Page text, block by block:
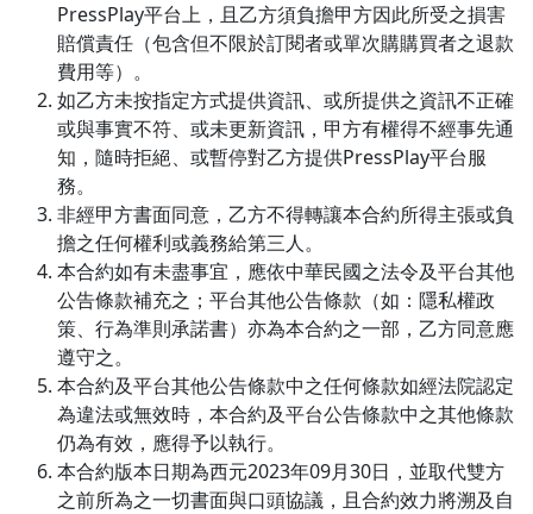
PressPlay平台上，且乙方須負擔甲方因此所受之損害
賠償責任（包含但不限於訂閱者或單次購購買者之退款
費用等）。
如乙方未按指定方式提供資訊、或所提供之資訊不正確
或與事實不符、或未更新資訊，甲方有權得不經事先通
知，隨時拒絕、或暫停對乙方提供PressPlay平台服
務。
非經甲方書面同意，乙方不得轉讓本合約所得主張或負
擔之任何權利或義務給第三人。
本合約如有未盡事宜，應依中華民國之法令及平台其他
公告條款補充之；平台其他公告條款（如：隱私權政
策、行為準則承諾書）亦為本合約之一部，乙方同意應
遵守之。
本合約及平台其他公告條款中之任何條款如經法院認定
為違法或無效時，本合約及平台公告條款中之其他條款
仍為有效，應得予以執行。
本合約版本日期為西元2023年09月30日，並取代雙方
之前所為之一切書面與口頭協議，且合約效力將溯及自